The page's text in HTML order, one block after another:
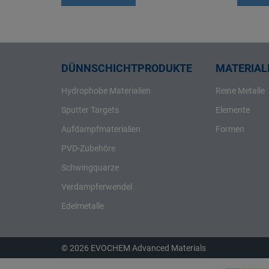
Rhenium
Rubidium
Ruthenium
Schwefel
Selen
Silber
Silicium
Strontium
Tantal
Terbium
Thallium
DÜNNSCHICHTPRODUKTE
Hydrophobe Materialien
Sputter Targets
Aufdampfmaterialien
PVD-Zubehöre
Schwingquarze
Verdampferwendel
Edelmetalle
Reine Metalle
Elemente
Formen
© 2026 EVOCHEM Advanced Materials